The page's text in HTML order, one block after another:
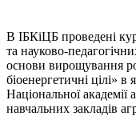
В ІБКіЦБ проведені
та науково-
основи вирощування
біоенергетичні цілі» в
Національної
навчальних закладів